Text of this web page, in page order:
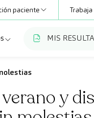
paciente
somos
con nosotros
MIS
y